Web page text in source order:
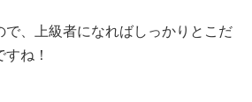
で、上級者になればしっかりとこだ
ね！